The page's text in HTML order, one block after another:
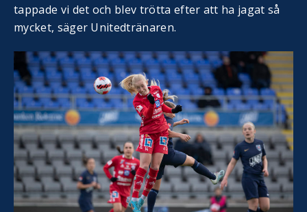
tappade vi det och blev trötta efter att ha jagat så
mycket, säger Unitedtränaren.